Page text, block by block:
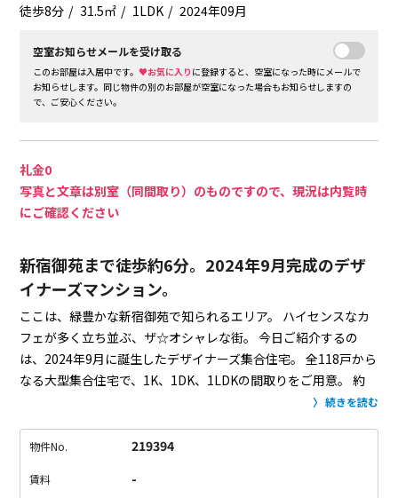
徒歩8分 31.5㎡ 1LDK 2024年09月
空室お知らせメールを受け取る
このお部屋は入居中です。♥お気に入り に登録すると、空室になった時にメールで
お知らせします。同じ物件の別のお部屋が空室になった場合もお知らせしますの
で、ご安心ください。
礼金0
写真と文章は別室（同間取り）のものですので、現況は内覧時
にご確認ください
新宿御苑まで徒歩約6分。2024年9月完成のデザ
イナーズマンション。
ここは、緑豊かな新宿御苑で知られるエリア。
ハイセンスなカ
フェが多く立ち並ぶ、ザ☆オシャレな街。 今日ご紹介するの
は、2024年9月に誕生したデザイナーズ集合住宅。
全118戸から
なる大型集合住宅で、1K、1DK、1LDKの間取りをご用意。 約
デザイン性はも
が採用され、アプリや交通系ICカードで玄関の施錠が可能に。
のみ行けるように設定されています。（技術の進歩ってすご
続きを読む
物件No. 219394
賃料 -